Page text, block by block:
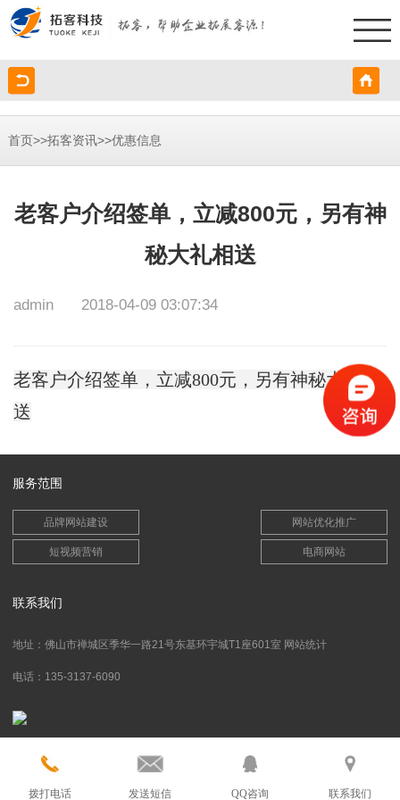
首页>>拓客资讯>>优惠信息
老客户介绍签单，立减800元，另有神
秘大礼相送
admin 2018-04-09 03:07:34
老客户介绍签单，立减800元，另有神秘大礼相
送
服务范围
品牌网站建设 网站优化推广
短视频营销 电商网站
联系我们
地址：佛山市禅城区季华一路21号东基环宇城T1座601室 网站统计
电话：135-3137-6090
拨打电话 发送短信 QQ咨询 联系我们